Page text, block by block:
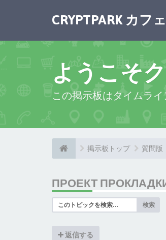
CRYPTPARK カフェ
ようこそ
この掲示板はタイムラ
掲示板トップ 質問版
ПРОЕКТ ПРОКЛАДКИ
検索
返信する